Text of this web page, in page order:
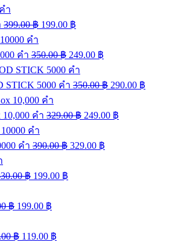
399.00฿ 199.00 ฿
คำ 350.00฿ 249.00 ฿
STICK 5000 คำ 350.00฿ 290.00 ฿
10,000 คำ 329.00฿ 249.00 ฿
คำ 390.00฿ 329.00 ฿
฿ 199.00 ฿
฿ 199.00 ฿
฿ 119.00 ฿